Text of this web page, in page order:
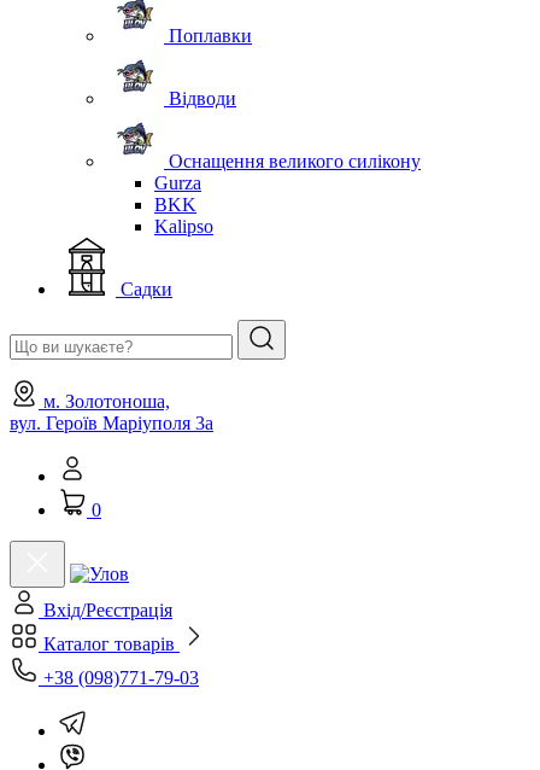
Поплавки
Відводи
Оснащення великого силікону
Gurza
BKK
Kalipso
Садки
м. Золотоноша,
вул. Героїв Маріуполя 3а
0
Вхід/Реєстрація
Каталог товарів
+38 (098)771-79-03